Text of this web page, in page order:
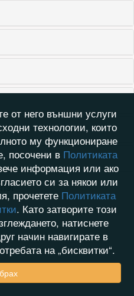
от него външни услуги
технологии, които
му функциониране
посочени в Политиката
информация или ако
си за някои или
прочетете Политиката
. Като затворите този
натиснете
начин навигирате в
на „бисквитки“.